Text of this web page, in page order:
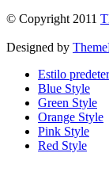
© Copyright 2011
Designed by
Estilo
Blue Style
Green Style
Orange Style
Pink Style
Red Style